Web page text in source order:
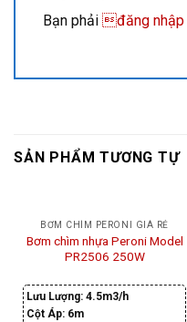
Bạn phải đăng nhập
SẢN PHẨM TƯƠNG TỰ
BƠM CHÌM PERONI GIÁ RẺ
Bơm chìm nhựa Peroni Model
PR2506 250W
Lưu Lượng:4.5m3/h
Cột Áp: 6m